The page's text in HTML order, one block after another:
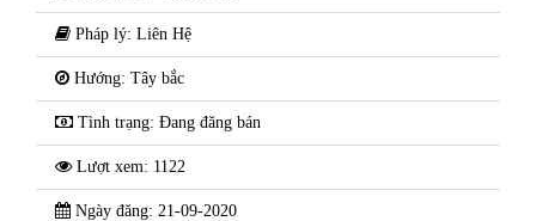
Pháp lý: Liên Hệ
Hướng: Tây bắc
Tình trạng: Đang đăng bán
Lượt xem: 1122
Ngày đăng: 21-09-2020